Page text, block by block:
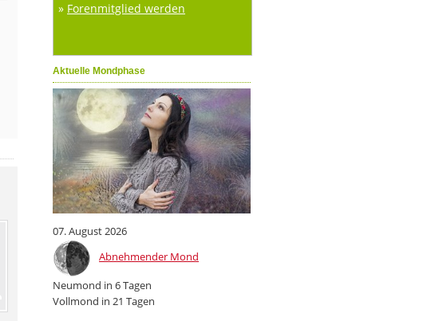
» Forenmitglied werden
Aktuelle Mondphase
07. August 2026
Abnehmender Mond
Neumond in 6 Tagen
Vollmond in 21 Tagen